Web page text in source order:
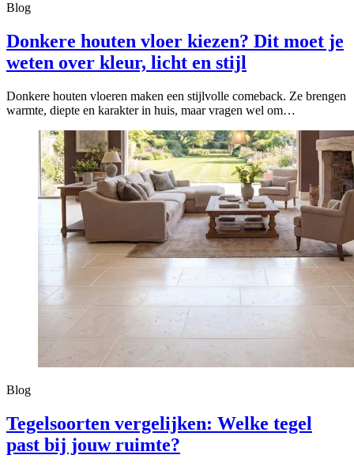
Blog
Donkere houten vloer kiezen? Dit moet je
weten over kleur, licht en stijl
Donkere houten vloeren maken een stijlvolle comeback. Ze brengen
warmte, diepte en karakter in huis, maar vragen wel om…
Blog
Tegelsoorten vergelijken: Welke tegel
past bij jouw ruimte?